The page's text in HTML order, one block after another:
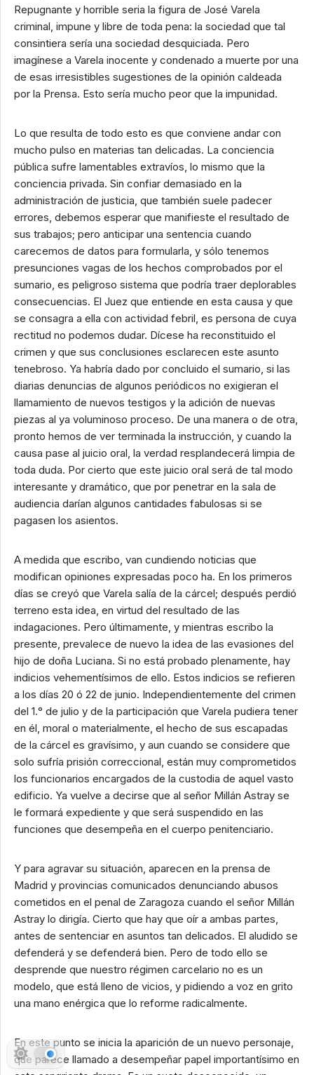
Repugnante y horrible seria la figura de José Varela
criminal, impune y libre de toda pena: la sociedad que tal
consintiera sería una sociedad desquiciada. Pero
imagínese a Varela inocente y condenado a muerte por una
de esas irresistibles sugestiones de la opinión caldeada
por la Prensa. Esto sería mucho peor que la impunidad.
Lo que resulta de todo esto es que conviene andar con
mucho pulso en materias tan delicadas. La conciencia
pública sufre lamentables extravíos, lo mismo que la
conciencia privada. Sin confiar demasiado en la
administración de justicia, que también suele padecer
errores, debemos esperar que manifieste el resultado de
sus trabajos; pero anticipar una sentencia cuando
carecemos de datos para formularla, y sólo tenemos
presunciones vagas de los hechos comprobados por el
sumario, es peligroso sistema que podría traer deplorables
consecuencias. El Juez que entiende en esta causa y que
se consagra a ella con actividad febril, es persona de cuya
rectitud no podemos dudar. Dícese ha reconstituido el
crimen y que sus conclusiones esclarecen este asunto
tenebroso. Ya habría dado por concluido el sumario, si las
diarias denuncias de algunos periódicos no exigieran el
llamamiento de nuevos testigos y la adición de nuevas
piezas al ya voluminoso proceso. De una manera o de otra,
pronto hemos de ver terminada la instrucción, y cuando la
causa pase al juicio oral, la verdad resplandecerá limpia de
toda duda. Por cierto que este juicio oral será de tal modo
interesante y dramático, que por penetrar en la sala de
audiencia darían algunos cantidades fabulosas si se
pagasen los asientos.
A medida que escribo, van cundiendo noticias que
modifican opiniones expresadas poco ha. En los primeros
días se creyó que Varela salía de la cárcel; después perdió
terreno esta idea, en virtud del resultado de las
indagaciones. Pero últimamente, y mientras escribo la
presente, prevalece de nuevo la idea de las evasiones del
hijo de doña Luciana. Si no está probado plenamente, hay
indicios vehementísimos de ello. Estos indicios se refieren
a los días 20 ó 22 de junio. Independientemente del crimen
del 1.° de julio y de la participación que Varela pudiera tener
en él, moral o materialmente, el hecho de sus escapadas
de la cárcel es gravísimo, y aun cuando se considere que
solo sufría prisión correccional, están muy comprometidos
los funcionarios encargados de la custodia de aquel vasto
edificio. Ya vuelve a decirse que al señor Millán Astray se
le formará expediente y que será suspendido en las
funciones que desempeña en el cuerpo penitenciario.
Y para agravar su situación, aparecen en la prensa de
Madrid y provincias comunicados denunciando abusos
cometidos en el penal de Zaragoza cuando el señor Millán
Astray lo dirigía. Cierto que hay que oír a ambas partes,
antes de sentenciar en asuntos tan delicados. El aludido se
defenderá y se defenderá bien. Pero de todo ello se
desprende que nuestro régimen carcelario no es un
modelo, que está lleno de vicios, y pidiendo a voz en grito
una mano enérgica que lo reforme radicalmente.
En este punto se inicia la aparición de un nuevo personaje,
que parece llamado a desempeñar papel importantísimo en